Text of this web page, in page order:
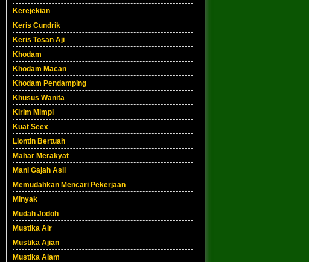
Kerejekian
Keris Cundrik
Keris Tosan Aji
Khodam
Khodam Macan
Khodam Pendamping
Khusus Wanita
Kirim Mimpi
Kuat Seex
Liontin Bertuah
Mahar Merakyat
Mani Gajah Asli
Memudahkan Mencari Pekerjaan
Minyak
Mudah Jodoh
Mustika Air
Mustika Ajian
Mustika Alam